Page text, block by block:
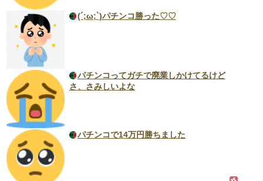
(´;ω;`)パチンコ勝った♡♡
パチンコってガチで廃業しかけてるけど
さ、さみしいよな
パチンコで14万円勝ちました